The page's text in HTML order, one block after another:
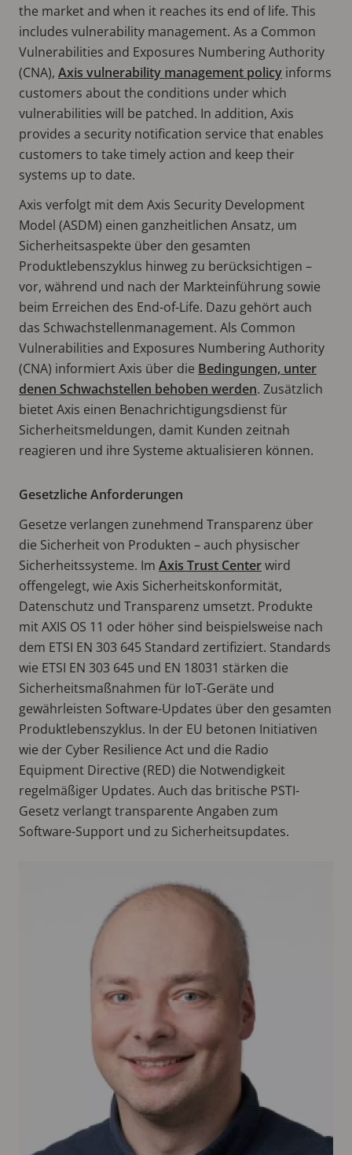
the market and when it reaches its end of life. This
includes vulnerability management. As a Common
Vulnerabilities and Exposures Numbering Authority
(CNA), Axis vulnerability management policy informs
customers about the conditions under which
vulnerabilities will be patched. In addition, Axis
provides a security notification service that enables
customers to take timely action and keep their
systems up to date.
Axis verfolgt mit dem Axis Security Development
Model (ASDM) einen ganzheitlichen Ansatz, um
Sicherheitsaspekte über den gesamten
Produktlebenszyklus hinweg zu berücksichtigen –
vor, während und nach der Markteinführung sowie
beim Erreichen des End-of-Life. Dazu gehört auch
das Schwachstellenmanagement. Als Common
Vulnerabilities and Exposures Numbering Authority
(CNA) informiert Axis über die Bedingungen, unter
denen Schwachstellen behoben werden. Zusätzlich
bietet Axis einen Benachrichtigungsdienst für
Sicherheitsmeldungen, damit Kunden zeitnah
reagieren und ihre Systeme aktualisieren können.
Gesetzliche Anforderungen
Gesetze verlangen zunehmend Transparenz über
die Sicherheit von Produkten – auch physischer
Sicherheitssysteme. Im Axis Trust Centerwird
offengelegt, wie Axis Sicherheitskonformität,
Datenschutz und Transparenz umsetzt. Produkte
mit AXIS OS 11 oder höher sind beispielsweise nach
dem ETSI EN 303 645 Standard zertifiziert. Standards
wie ETSI EN 303 645 und EN 18031 stärken die
Sicherheitsmaßnahmen für IoT-Geräte und
gewährleisten Software-Updates über den gesamten
Produktlebenszyklus. In der EU betonen Initiativen
wie der Cyber Resilience Act und die Radio
Equipment Directive (RED) die Notwendigkeit
regelmäßiger Updates. Auch das britische PSTI-
Gesetz verlangt transparente Angaben zum
Software-Support und zu Sicherheitsupdates.